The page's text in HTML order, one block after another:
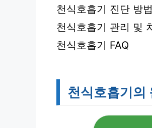
천식호흡기 진단 방법
천식호흡기 관리 및
천식호흡기 FAQ
천식호흡기의